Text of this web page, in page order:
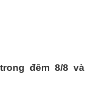
đêm 8/8 và